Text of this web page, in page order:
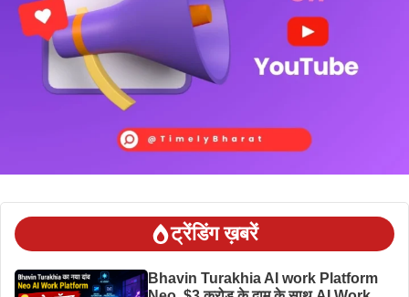
ट्रेंडिंग ख़बरें
Bhavin Turakhia AI work Platform